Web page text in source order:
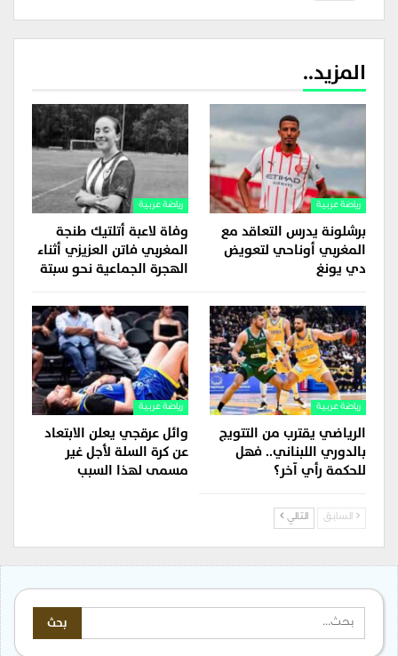
المزيد..
رياضة عربية
برشلونة يدرس التعاقد مع
المغربي أوناحي لتعويض
دي يونغ
رياضة عربية
وفاة لاعبة أتلتيك طنجة
المغربي فاتن العزيزي أثناء
الهجرة الجماعية نحو سبتة
رياضة عربية
الرياضي يقترب من التتويج
بالدوري اللبناني.. فهل
للحكمة رأي آخر؟
رياضة عربية
وائل عرقجي يعلن الابتعاد
عن كرة السلة لأجل غير
مسمى لهذا السبب
السابق التالي